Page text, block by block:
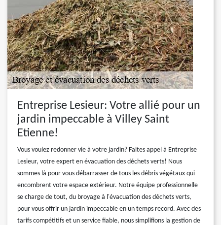
Entreprise Lesieur: Votre allié pour un
jardin impeccable à Villey Saint
Etienne!
Vous voulez redonner vie à votre jardin? Faites appel à Entreprise
Lesieur, votre expert en évacuation des déchets verts! Nous
sommes là pour vous débarrasser de tous les débris végétaux qui
encombrent votre espace extérieur. Notre équipe professionnelle
se charge de tout, du broyage à l'évacuation des déchets verts,
pour vous offrir un jardin impeccable en un temps record. Avec des
tarifs compétitifs et un service fiable, nous simplifions la gestion de